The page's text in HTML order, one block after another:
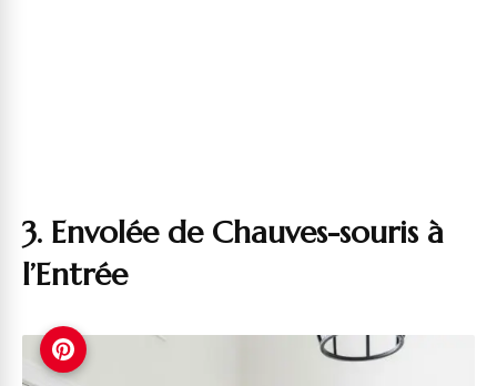
3. Envolée de Chauves-souris à
l’Entrée